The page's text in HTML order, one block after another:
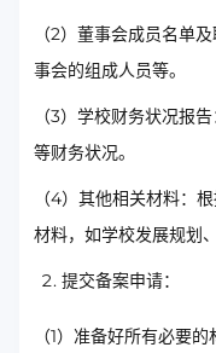
（2）董事会成员名单
事会的组成人员等。
（3）学校财务状况报
等财务状况。
（4）其他相关材料：
材料，如学校发展规划
提交备案申请：
（1）准备好所有必要